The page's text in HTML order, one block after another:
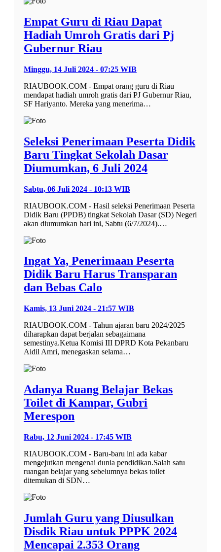
Empat Guru di Riau Dapat
Hadiah Umroh Gratis dari Pj
Gubernur Riau
Minggu, 14 Juli 2024 - 07:25 WIB
RIAUBOOK.COM - Empat orang guru di Riau
mendapat hadiah umroh gratis dari PJ Gubernur Riau,
SF Hariyanto. Mereka yang menerima…
Seleksi Penerimaan Peserta Didik
Baru Tingkat Sekolah Dasar
Diumumkan, 6 Juli 2024
Sabtu, 06 Juli 2024 - 10:13 WIB
RIAUBOOK.COM - Hasil seleksi Penerimaan Peserta
Didik Baru (PPDB) tingkat Sekolah Dasar (SD) Negeri
akan diumumkan hari ini, Sabtu (6/7/2024).…
Ingat Ya, Penerimaan Peserta
Didik Baru Harus Transparan
dan Bebas Calo
Kamis, 13 Juni 2024 - 21:57 WIB
RIAUBOOK.COM - Tahun ajaran baru 2024/2025
diharapkan dapat berjalan sebagaimana
semestinya.Ketua Komisi III DPRD Kota Pekanbaru
Aidil Amri, menegaskan selama…
Adanya Ruang Belajar Bekas
Toilet di Kampar, Gubri
Merespon
Rabu, 12 Juni 2024 - 17:45 WIB
RIAUBOOK.COM - Baru-baru ini ada kabar
mengejutkan mengenai dunia pendidikan.Salah satu
ruangan belajar yang sebelumnya bekas toilet
ditemukan di SDN…
Jumlah Guru yang Diusulkan
Disdik Riau untuk PPPK 2024
Mencapai 2.353 Orang